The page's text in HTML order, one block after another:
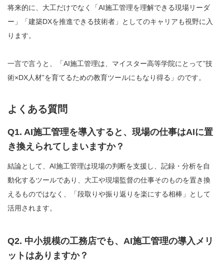
将来的に、大工だけでなく「AI施工管理を理解できる現場リーダ
ー」「建築DXを推進できる技術者」としてのキャリアも視野に入
ります。
一言で言うと、「AI施工管理は、マイスター高等学院にとって”技
術×DX人材”を育てるための教育ツールにもなり得る」のです。
よくある質問
Q1. AI施工管理を導入すると、現場の仕事はAIに置
き換えられてしまいますか？
結論として、AI施工管理は現場の判断を支援し、記録・分析を自
動化するツールであり、大工や現場監督の仕事そのものを置き換
えるものではなく、「段取りや振り返りを楽にする相棒」として
活用されます。
Q2. 中小規模の工務店でも、AI施工管理の導入メリ
ットはありますか？